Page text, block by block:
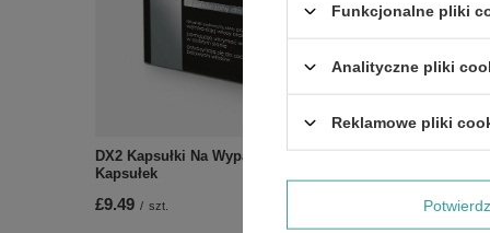
DX2 Kapsułki Na Wypadające Włosy 30
Kapsułek
£9.49 / szt.
Funkcjonalne pliki
Analityczne pliki
Reklamowe pliki